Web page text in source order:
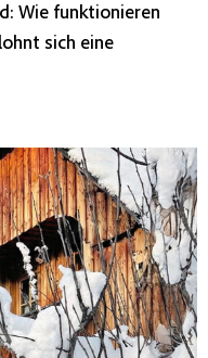
Wie funktionieren
sich eine